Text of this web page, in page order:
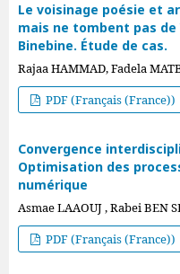
Le voisinage poésie et
mais ne tombent pas
Binebine. Étude de cas.
Rajaa HAMMAD, Fadela
PDF (Français (France))
Convergence
Optimisation des
numérique
Asmae LAAOUJ , Rabei BEN
PDF (Français (France))